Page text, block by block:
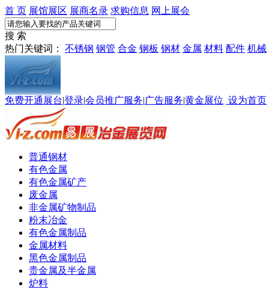
首 页 展馆展区 展商名录 求购信息 网上展会
搜 索
热门关键词： 不锈钢 钢管 合金 钢板 钢材 金属 材料 配件 机械
免费开通展台|登录|会员推广服务|广告服务|黄金展位 设为首页
普通钢材
有色金属
有色金属矿产
废金属
非金属矿物制品
粉末冶金
有色金属制品
金属材料
黑色金属制品
贵金属及半金属
炉料